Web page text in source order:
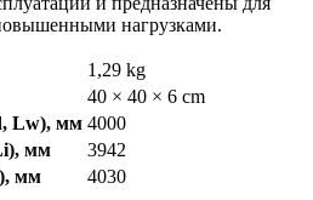
нагрузками.
1,29 kg
40 × 40 × 6 cm
Lw), мм 4000
мм
3942
мм
4030